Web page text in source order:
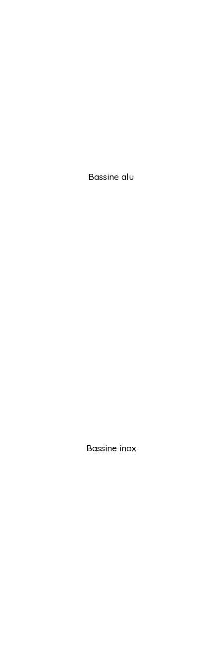
Bassine alu
Bassine inox